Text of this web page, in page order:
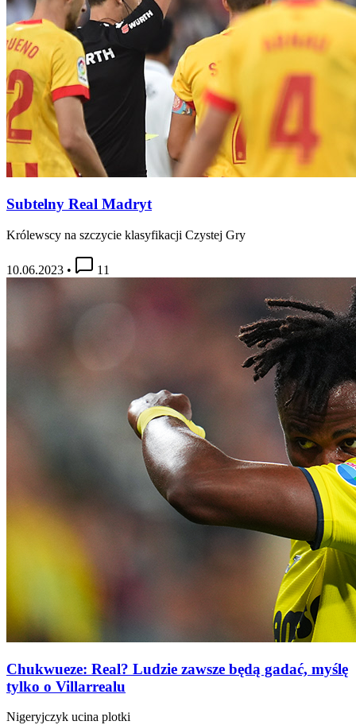
Subtelny Real Madryt
Królewscy na szczycie klasyfikacji Czystej Gry
10.06.2023 • 11
Chukwueze: Real? Ludzie zawsze będą gadać, myślę
tylko o Villarrealu
Nigeryjczyk ucina plotki